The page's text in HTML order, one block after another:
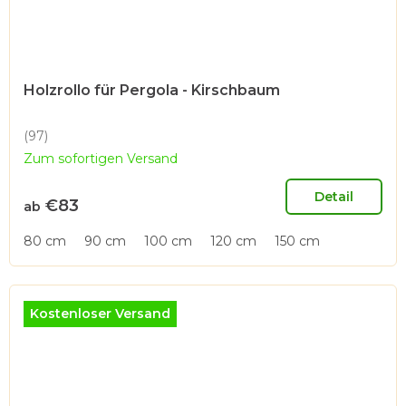
Holzrollo für Pergola - Kirschbaum
Die
durchschnittliche
5,0
5
Sternen.
(97)
Zum sofortigen Versand
ab €83 Detail
80 cm 90 cm 100 cm 120 cm 150 cm
Kostenloser Versand